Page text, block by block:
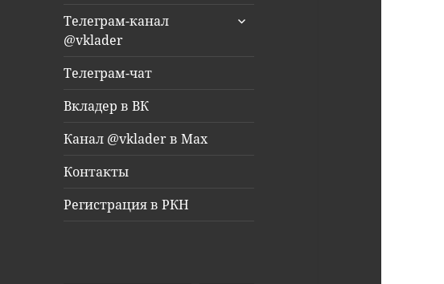
Телеграм-канал
@vklader
раскрыть
Телеграм-чат
Вкладер в ВК
Канал @vklader в Max
Контакты
Регистрация в РКН